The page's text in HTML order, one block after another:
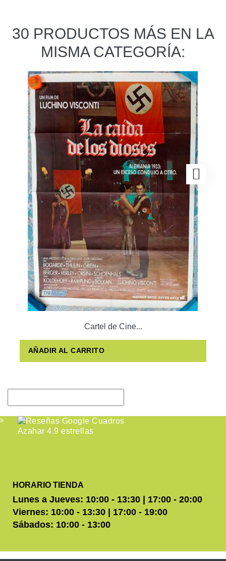
30 PRODUCTOS MÁS EN LA
MISMA CATEGORÍA:
Cartel de Cine...
AÑADIR AL CARRITO
HORARIO TIENDA
Lunes a Jueves: 10:00 - 13:30 | 17:00 - 20:00
Viernes: 10:00 - 13:30 | 17:00 - 19:00
Sábados: 10:00 - 13:00